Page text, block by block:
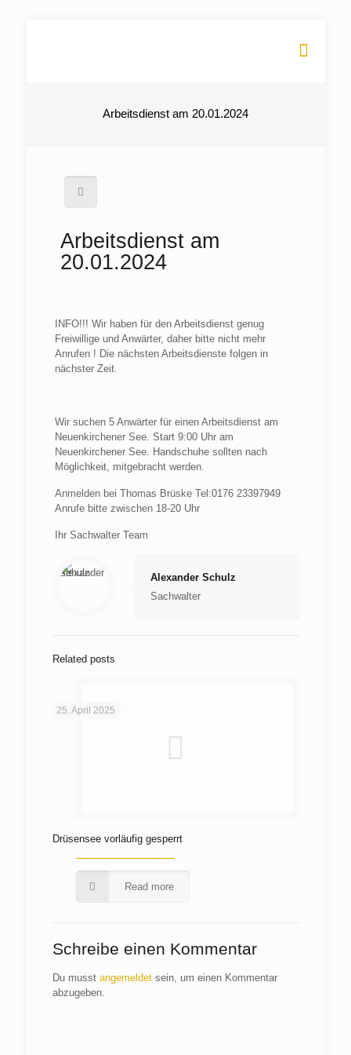
Arbeitsdienst am 20.01.2024
Arbeitsdienst am
20.01.2024
INFO!!! Wir haben für den Arbeitsdienst genug
Freiwillige und Anwärter, daher bitte nicht mehr
Anrufen ! Die nächsten Arbeitsdienste folgen in
nächster Zeit.
Wir suchen 5 Anwärter für einen Arbeitsdienst am
Neuenkirchener See. Start 9:00 Uhr am
Neuenkirchener See. Handschuhe sollten nach
Möglichkeit, mitgebracht werden.
Anmelden bei Thomas Brüske Tel:0176 23397949
Anrufe bitte zwischen 18-20 Uhr
Ihr Sachwalter Team
Alexander Schulz
Sachwalter
Related posts
25. April 2025
Drüsensee vorläufig gesperrt
Read more
Schreibe einen Kommentar
Du musst angemeldetsein, um einen Kommentar
abzugeben.